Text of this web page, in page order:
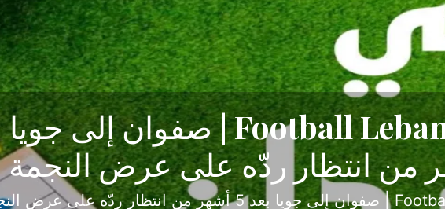
تبدأ من جبل محسن وتنتهي في
والصراع في دوري الدرجة الثانية، نجح الإخاء الأهلي عاليه في